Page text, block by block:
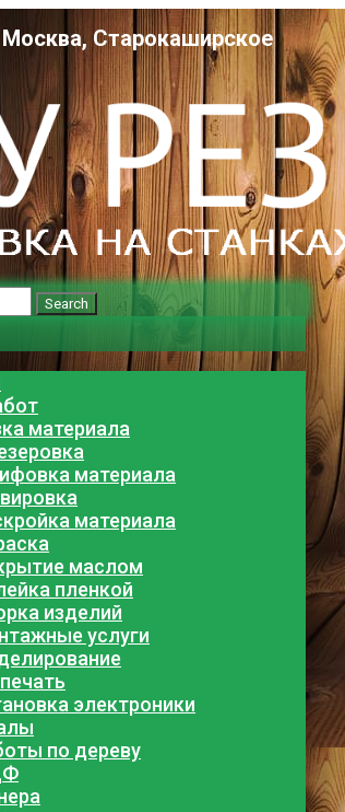
Старокаширское
Search
материала
материала
материала
маслом
пленкой
изделий
услуги
электроники
по дереву